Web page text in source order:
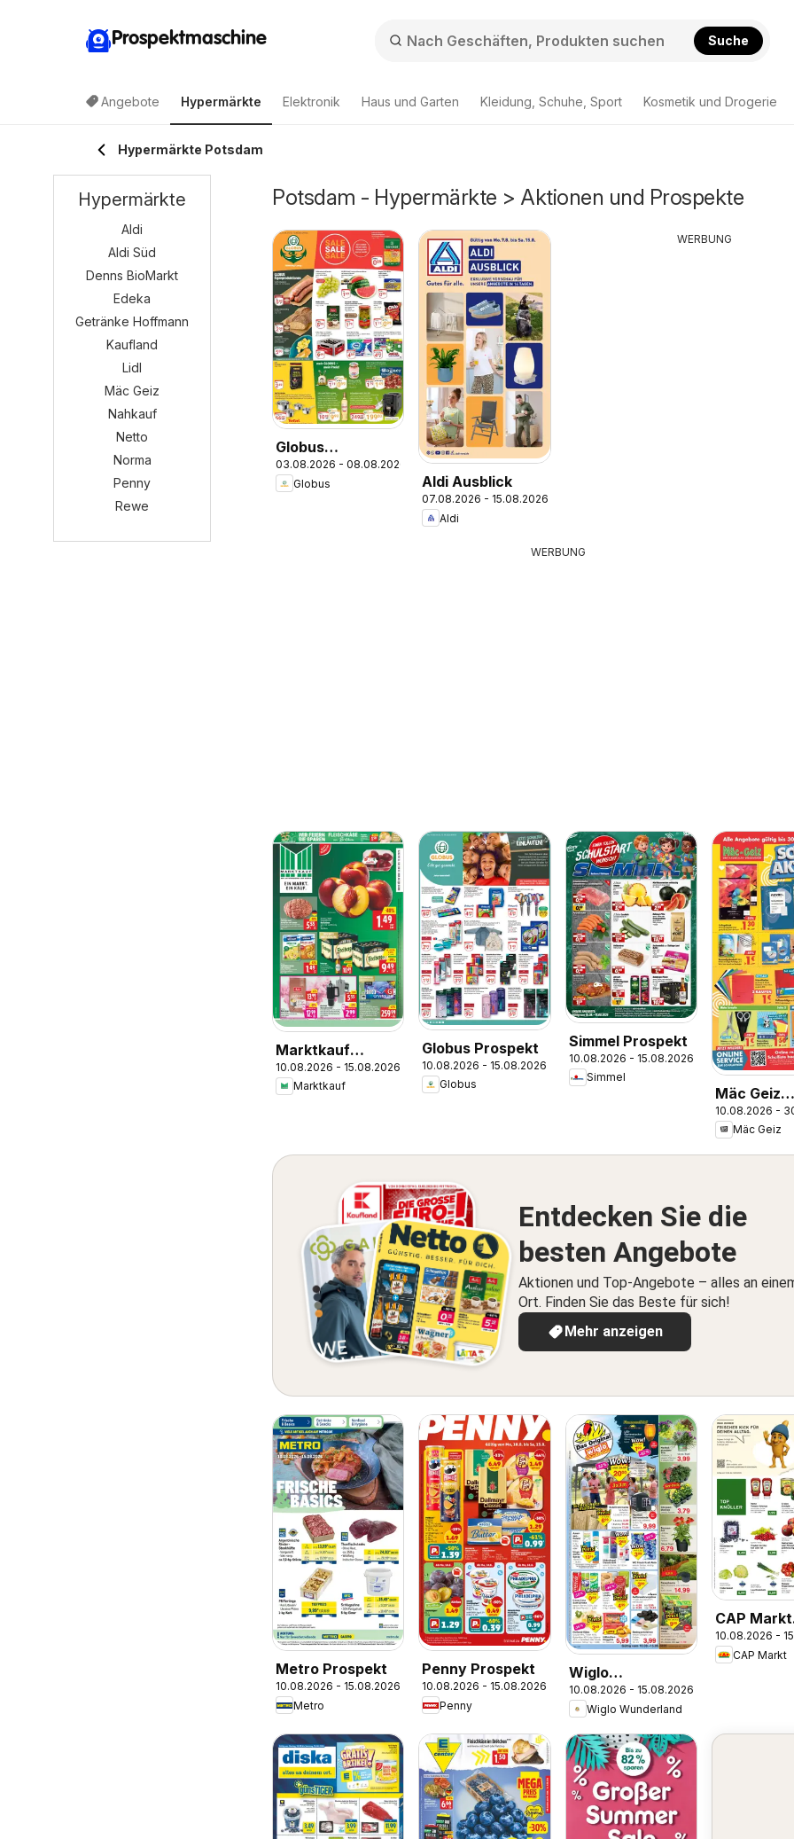
Prospektmaschine Suche
Angebote Hypermärkte Elektronik Haus und Garten Kleidung, Schuhe, Sport Kosmetik und Drogerie
Hypermärkte Potsdam
Potsdam - Hypermärkte > Aktionen und Prospekte
Globus
Wochenangebote
03.08.2026 - 08.08.2026
Globus
Aldi Ausblick
07.08.2026 - 15.08.2026
Aldi
WERBUNG
WERBUNG
Marktkauf
Prospekt
10.08.2026 - 15.08.2026
Marktkauf
Globus Prospekt
10.08.2026 - 15.08.2026
Globus
Simmel Prospekt
10.08.2026 - 15.08.2026
Simmel
Mäc Geiz
10.08.2026 -
Mäc Geiz
Entdecken Sie die
besten Angebote
Aktionen und Top-Angebote – alles an
Ort. Finden Sie das Beste für sich!
Mehr anzeigen
Metro Prospekt
10.08.2026 - 15.08.2026
Metro
Penny Prospekt
10.08.2026 - 15.08.2026
Penny
Wiglo
Wunderland
Prospekt
10.08.2026 - 15.08.2026
Wiglo Wunderland
CAP Markt
Prospekt
10.08.2026 -
CAP Markt
Hypermärkte
Aldi
Aldi Süd
Denns BioMarkt
Edeka
Getränke Hoffmann
Kaufland
Lidl
Mäc Geiz
Nahkauf
Netto
Norma
Penny
Rewe